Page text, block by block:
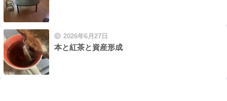
2026年6月27日
本と紅茶と資産形成